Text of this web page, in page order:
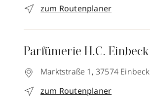
zum Routenplaner
Parfümerie H.C. Einbeck
Marktstraße 1, 37574 Einbeck
zum Routenplaner